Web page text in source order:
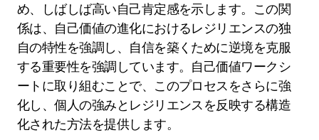
め、しばしば高い自己肯定感を示します。この関
係は、自己価値の進化におけるレジリエンスの独
自の特性を強調し、自信を築くために逆境を克服
する重要性を強調しています。自己価値ワークシ
ートに取り組むことで、このプロセスをさらに強
化し、個人の強みとレジリエンスを反映する構造
化された方法を提供します。